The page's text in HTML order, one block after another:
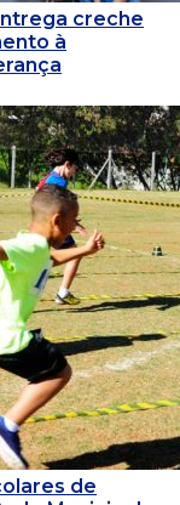
creche
à
de